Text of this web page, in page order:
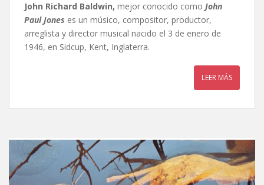
John Richard Baldwin, mejor conocido como John
Paul Jones es un músico, compositor, productor,
arreglista y director musical nacido el 3 de enero de
1946, en Sidcup, Kent, Inglaterra.
LEER MÁS